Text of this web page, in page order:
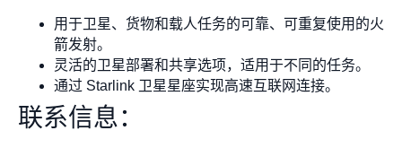
用于卫星、货物和载人任务的可靠、可重复使用的火
箭发射。
灵活的卫星部署和共享选项，适用于不同的任务。
通过 Starlink 卫星星座实现高速互联网连接。
联系信息：